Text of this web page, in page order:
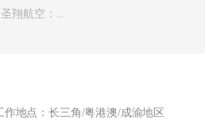
圣翔航空：…
作地点：长三角/粤港澳/成渝地区